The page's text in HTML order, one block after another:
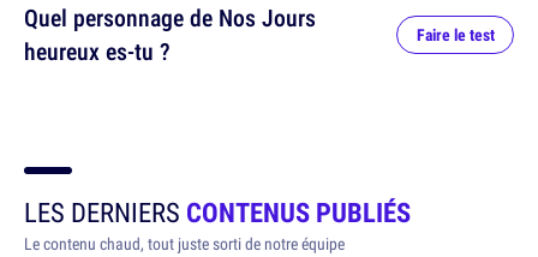
Quel personnage de Nos Jours
heureux es-tu ?
Faire le test
LES DERNIERS CONTENUS PUBLIÉS
Le contenu chaud, tout juste sorti de notre équipe